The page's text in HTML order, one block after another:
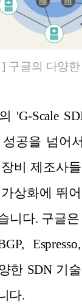
구글의 다양
'G-Scale
공을 넘어
비 제조사
상화에 뛰
니다. 구글
한 SDN 기
다.